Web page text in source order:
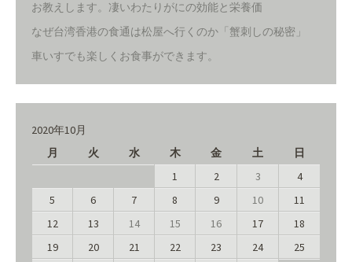
お教えします。凄いわたりがにの効能と栄養価
なぜ台湾香港の食通は松屋へ行くのか「蟹刺しの秘密」
車いすでも楽しくお食事ができます。
2020年10月
月
火 水 木 金 土 日
1 2 3
4
5
6 7 8 9 10
11
12
13 14 15 16 17
18
19
20 21 22 23 24
25